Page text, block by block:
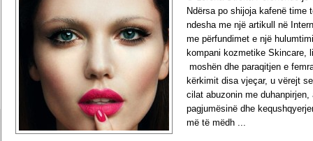
Ndërsa po shijoja kafenë time
ndesha me një artikull në
me përfundimet e një
kompani kozmetike Skincare,
moshën dhe paraqitjen e
kërkimit disa vjeçar, u vërejt
cilat abuzonin me duhanpirjen,
pagjumësinë dhe
më të mëdh ...